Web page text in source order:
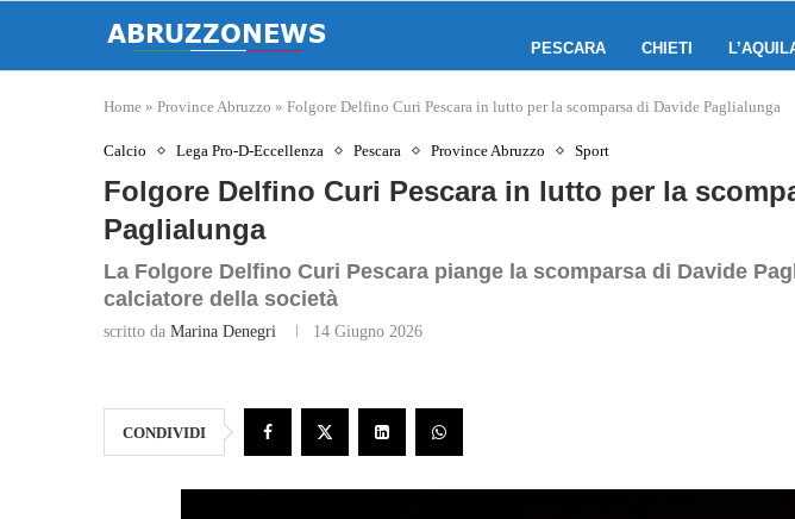
PESCARA CHIETI
Home » Province Abruzzo » Folgore Delfino Curi Pescara in lutto per la scomparsa di Davide Paglialunga
Calcio Lega Pro-D-Eccellenza Pescara Province Abruzzo Sport
Folgore Delfino Curi Pescara in lutto per la
Paglialunga
La Folgore Delfino Curi Pescara piange la scomparsa di Davide
calciatore della società
scritto da Marina Denegri 14 Giugno 2026
CONDIVIDI